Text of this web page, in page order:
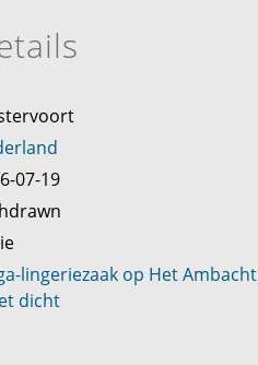
07-19
lingeriezaak op Het Ambacht
dicht